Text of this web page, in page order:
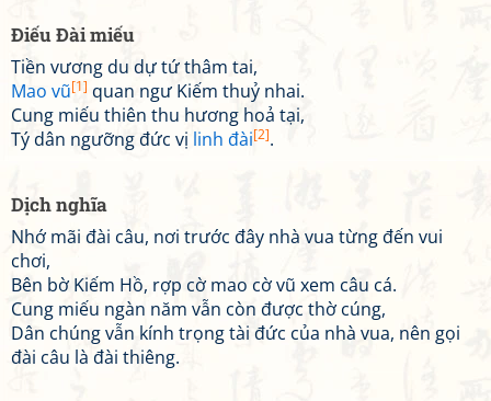
Điếu Đài miếu
Tiền vương du dự tứ thâm tai,
Mao vũ[1] quan ngư Kiếm thuỷ nhai.
Cung miếu thiên thu hương hoả tại,
Tý dân ngưỡng đức vị linh đài[2].
Dịch nghĩa
Nhớ mãi đài câu, nơi trước đây nhà vua từng đến vui
chơi,
Bên bờ Kiếm Hồ, rợp cờ mao cờ vũ xem câu cá.
Cung miếu ngàn năm vẫn còn được thờ cúng,
Dân chúng vẫn kính trọng tài đức của nhà vua, nên gọi
đài câu là đài thiêng.